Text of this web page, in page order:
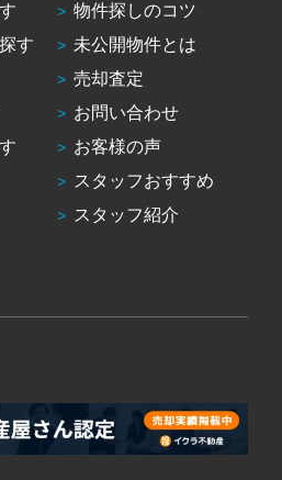
す
物件探しのコツ
未公開物件とは
売却査定
お問い合わせ
お客様の声
スタッフおすすめ
スタッフ紹介